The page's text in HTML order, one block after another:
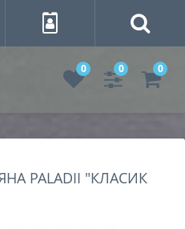
0 0 0
PALADII "КЛАСИК